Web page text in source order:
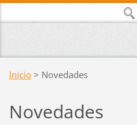
Inicio > Novedades
Novedades